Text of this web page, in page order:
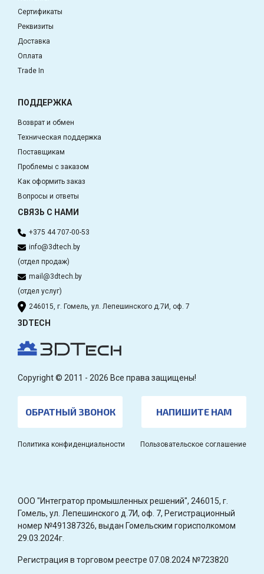
Сертификаты
Реквизиты
Доставка
Оплата
Trade In
ПОДДЕРЖКА
Возврат и обмен
Техническая поддержка
Поставщикам
Проблемы с заказом
Как оформить заказ
Вопросы и ответы
СВЯЗЬ С НАМИ
+375 44 707-00-53
info@3dtech.by
(отдел продаж)
mail@3dtech.by
(отдел услуг)
246015, г. Гомель, ул. Лепешинского д.7И, оф. 7
3DTECH
Copyright © 2011 - 2026 Все права защищены!
ОБРАТНЫЙ ЗВОНОК НАПИШИТЕ НАМ
Политика конфиденциальности Пользовательское соглашение
OOO "Интегратор промышленных решений", 246015, г.
Гомель, ул. Лепешинского д.7И, оф. 7, Регистрационный
номер №491387326, выдан Гомельским горисполкомом
29.03.2024г.
Регистрация в торговом реестре 07.08.2024 №723820